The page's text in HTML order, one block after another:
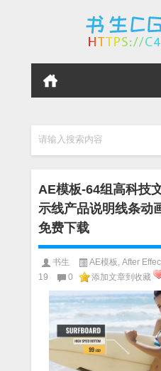
请输入搜索内容
AE模板-64组高科技
示线产品说明线条动
免费下载
书生 AE模板 After
19
0 添加文章到收藏